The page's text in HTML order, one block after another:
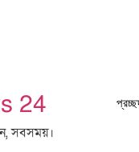
24
সবসময়।